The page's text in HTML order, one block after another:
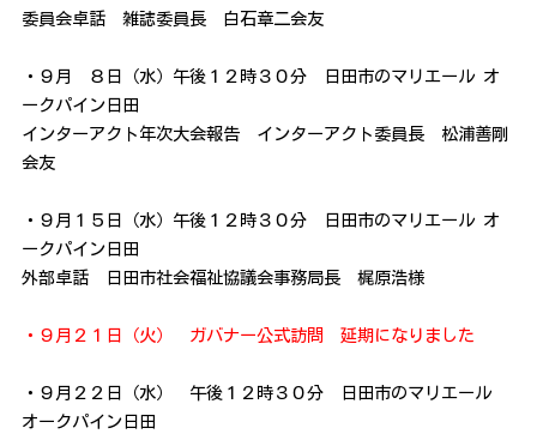
委員会卓話 雑誌委員長 白石章二会友
・９月 ８日（水）午後１２時３０分 日田市のマリエール オ
ークパイン日田
インターアクト年次大会報告 インターアクト委員長 松浦善剛
会友
・９月１５日（水）午後１２時３０分 日田市のマリエール オ
ークパイン日田
外部卓話 日田市社会福祉協議会事務局長 梶原浩様
・９月２１日（火） ガバナー公式訪問 延期になりました
・９月２２日（水） 午後１２時３０分 日田市のマリエール
オークパイン日田